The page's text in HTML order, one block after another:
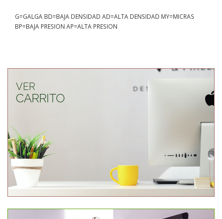
G=GALGA BD=BAJA DENSIDAD AD=ALTA DENSIDAD MY=MICRAS
BP=BAJA PRESION AP=ALTA PRESION
VER
CARRITO